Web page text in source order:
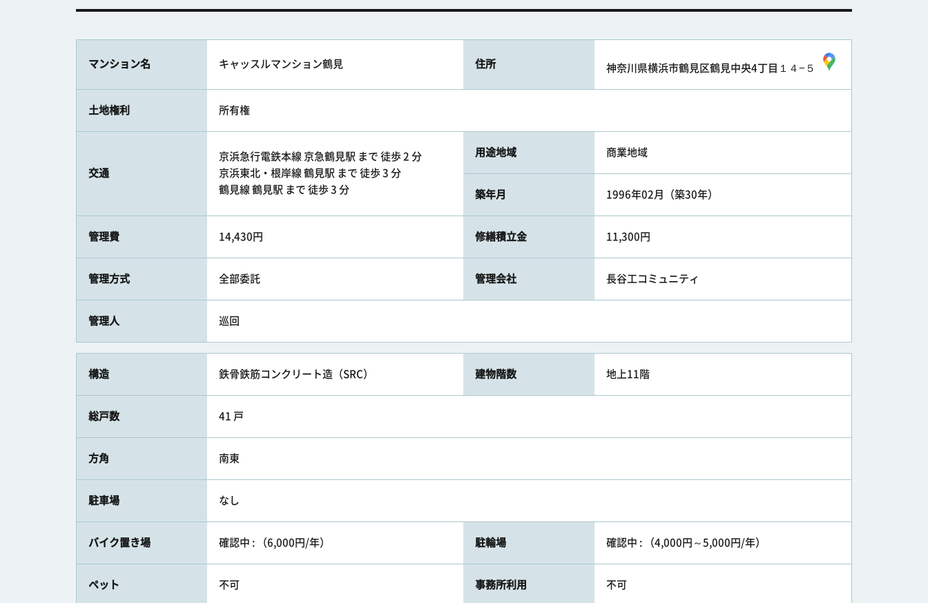
マンション名 キャッスルマンション鶴見 住所 神奈川県横浜市鶴見区鶴見中央4丁目１４−５
土地権利 所有権
交通
京浜急行電鉄本線 京急鶴見駅 まで 徒歩 2 分
京浜東北・根岸線 鶴見駅 まで 徒歩 3 分
鶴見線 鶴見駅 まで 徒歩 3 分
用途地域 商業地域
築年月 1996年02月（築30年）
管理費 14,430円 修繕積立金 11,300円
管理方式 全部委託 管理会社 長谷工コミュニティ
管理人 巡回
構造 鉄骨鉄筋コンクリート造（SRC） 建物階数 地上11階
総戸数 41 戸
方角 南東
駐車場 なし
バイク置き場 確認中 : （6,000円/年） 駐輪場 確認中 : （4,000円～5,000円/年）
ペット 不可 事務所利用 不可